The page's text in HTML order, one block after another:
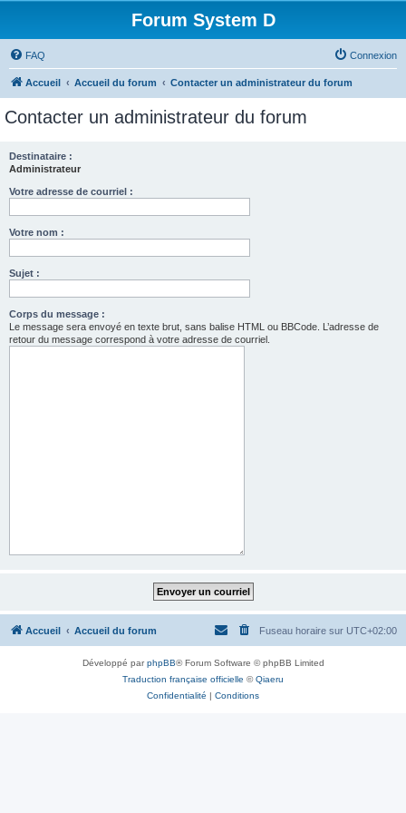
Forum System D
FAQ Connexion
Accueil Accueil du forum Contacter un administrateur du forum
Contacter un administrateur du forum
Destinataire :
Administrateur
Votre adresse de courriel :
Votre nom :
Sujet :
Corps du message :
Le message sera envoyé en texte brut, sans balise HTML ou BBCode. L’adresse de
retour du message correspond à votre adresse de courriel.
Accueil Accueil du forum Fuseau horaire sur UTC+02:00
Développé parphpBB® Forum Software © phpBB Limited
Traduction française officielle ©Qiaeru
Confidentialité | Conditions